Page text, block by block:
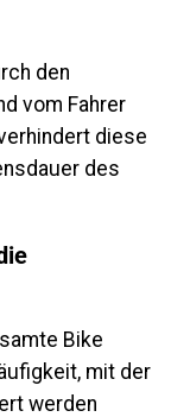
den
vom Fahrer
diese
des
Bike
mit der
werden